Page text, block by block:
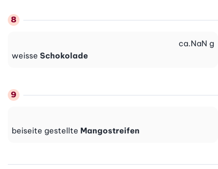
weisse Schokolade
ca.NaN g
beiseite gestellte Mangostreifen